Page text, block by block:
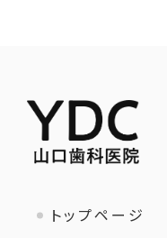
トップページ